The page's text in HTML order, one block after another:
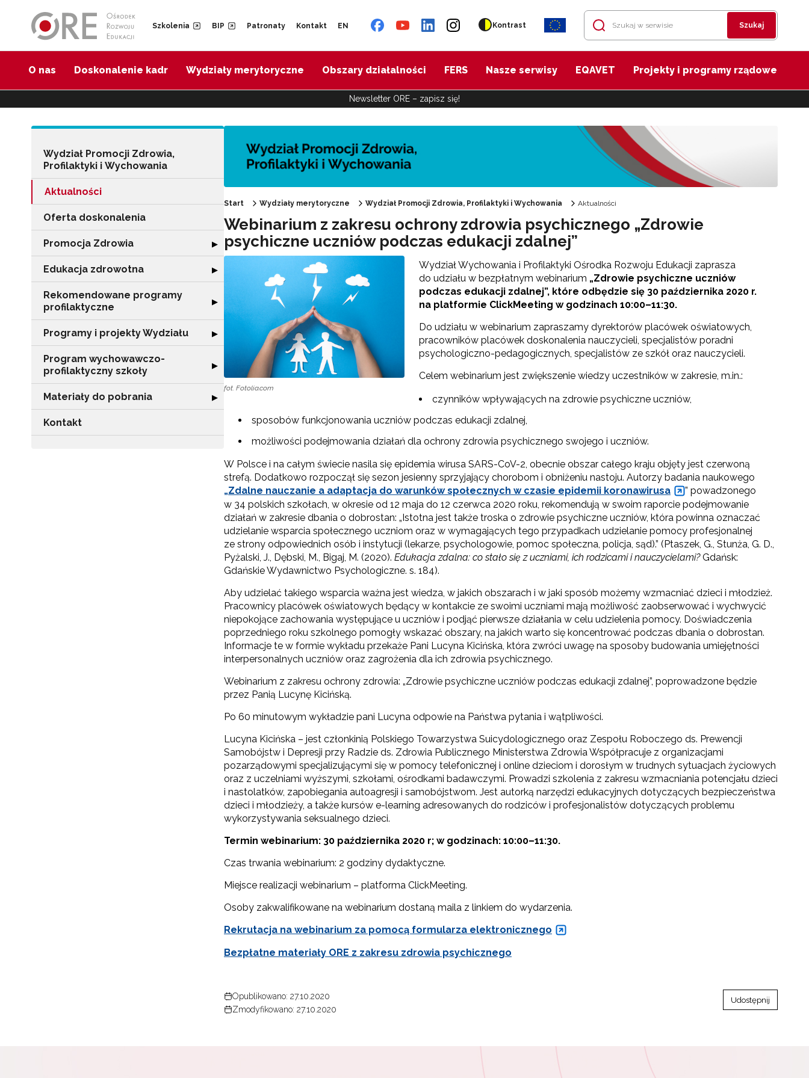
Szkolenia BIP Patronaty Kontakt EN Kontrast Szukaj
O nas Doskonalenie kadr Wydziały merytoryczne Obszary działalności FERS Nasze serwisy EQAVET Projekty i programy rządowe
Newsletter ORE – zapisz się!
Wydział Promocji Zdrowia,
Profilaktyki i Wychowania
Aktualności
Oferta doskonalenia
Promocja Zdrowia Rozwiń sekcję "Promocja Zdrowia"
▶
Edukacja zdrowotna Rozwiń sekcję "Edukacja zdrowotna"
▶
Rekomendowane programy
profilaktyczne
Rozwiń sekcję "Rekomendowane programy profilaktyczne"
▶
Programy i projekty Wydziału Rozwiń sekcję "Programy i projekty Wydziału"
▶
Program wychowawczo-
profilaktyczny szkoły
Rozwiń sekcję "Program wychowawczo-profilaktyczny szkoły"
▶
Materiały do pobrania Rozwiń sekcję "Materiały do pobrania"
▶
Kontakt
Start Wydziały merytoryczne Wydział Promocji Zdrowia, Profilaktyki i Wychowania Aktualności
Webinarium z zakresu ochrony zdrowia psychicznego „Zdrowie
psychiczne uczniów podczas edukacji zdalnej”
fot. Fotolia.com
Wydział Wychowania i Profilaktyki Ośrodka Rozwoju Edukacji zaprasza
do udziału w bezpłatnym webinarium „Zdrowie psychiczne uczniów
podczas edukacji zdalnej”, które odbędzie się 30 października 2020 r.
na platformie ClickMeeting w godzinach 10:00–11:30.
Do udziału w webinarium zapraszamy dyrektorów placówek oświatowych,
pracowników placówek doskonalenia nauczycieli, specjalistów poradni
psychologiczno-pedagogicznych, specjalistów ze szkół oraz nauczycieli.
Celem webinarium jest zwiększenie wiedzy uczestników w zakresie, m.in.:
czynników wpływających na zdrowie psychiczne uczniów,
sposobów funkcjonowania uczniów podczas edukacji zdalnej,
możliwości podejmowania działań dla ochrony zdrowia psychicznego swojego i uczniów.
W Polsce i na całym świecie nasila się epidemia wirusa SARS-CoV-2, obecnie obszar całego kraju objęty jest czerwoną
strefą. Dodatkowo rozpoczął się sezon jesienny sprzyjający chorobom i obniżeniu nastoju. Autorzy badania naukowego
„Zdalne nauczanie a adaptacja do warunków społecznych w czasie epidemii koronawirusa
” powadzonego
w 34 polskich szkołach, w okresie od 12 maja do 12 czerwca 2020 roku, rekomendują w swoim raporcie podejmowanie
działań w zakresie dbania o dobrostan: „Istotna jest także troska o zdrowie psychiczne uczniów, która powinna oznaczać
udzielanie wsparcia społecznego uczniom oraz w wymagających tego przypadkach udzielanie pomocy profesjonalnej
ze strony odpowiednich osób i instytucji (lekarze, psychologowie, pomoc społeczna, policja, sąd).” (Ptaszek, G., Stunża, G. D.,
Pyżalski, J., Dębski, M., Bigaj, M. (2020). Edukacja zdalna: co stało się z uczniami, ich rodzicami i nauczycielami?Gdańsk:
Gdańskie Wydawnictwo Psychologiczne. s. 184).
Aby udzielać takiego wsparcia ważna jest wiedza, w jakich obszarach i w jaki sposób możemy wzmacniać dzieci i młodzież.
Pracownicy placówek oświatowych będący w kontakcie ze swoimi uczniami mają możliwość zaobserwować i wychwycić
niepokojące zachowania występujące u uczniów i podjąć pierwsze działania w celu udzielenia pomocy. Doświadczenia
poprzedniego roku szkolnego pomogły wskazać obszary, na jakich warto się koncentrować podczas dbania o dobrostan.
Informacje te w formie wykładu przekaże Pani Lucyna Kicińska, która zwróci uwagę na sposoby budowania umiejętności
interpersonalnych uczniów oraz zagrożenia dla ich zdrowia psychicznego.
Webinarium z zakresu ochrony zdrowia: „Zdrowie psychiczne uczniów podczas edukacji zdalnej”, poprowadzone będzie
przez Panią Lucynę Kicińską.
Po 60 minutowym wykładzie pani Lucyna odpowie na Państwa pytania i wątpliwości.
Lucyna Kicińska – jest członkinią Polskiego Towarzystwa Suicydologicznego oraz Zespołu Roboczego ds. Prewencji
Samobójstw i Depresji przy Radzie ds. Zdrowia Publicznego Ministerstwa Zdrowia Współpracuje z organizacjami
pozarządowymi specjalizującymi się w pomocy telefonicznej i online dzieciom i dorosłym w trudnych sytuacjach życiowych
oraz z uczelniami wyższymi, szkołami, ośrodkami badawczymi. Prowadzi szkolenia z zakresu wzmacniania potencjału dzieci
i nastolatków, zapobiegania autoagresji i samobójstwom. Jest autorką narzędzi edukacyjnych dotyczących bezpieczeństwa
dzieci i młodzieży, a także kursów e-learning adresowanych do rodziców i profesjonalistów dotyczących problemu
wykorzystywania seksualnego dzieci.
Termin webinarium: 30 października 2020 r; w godzinach: 10:00–11:30.
Czas trwania webinarium: 2 godziny dydaktyczne.
Miejsce realizacji webinarium – platforma ClickMeeting.
Osoby zakwalifikowane na webinarium dostaną maila z linkiem do wydarzenia.
Rekrutacja na webinarium za pomocą formularza elektronicznego
Bezpłatne materiały ORE z zakresu zdrowia psychicznego
Opublikowano: 27.10.2020
Zmodyfikowano: 27.10.2020
Udostępnij